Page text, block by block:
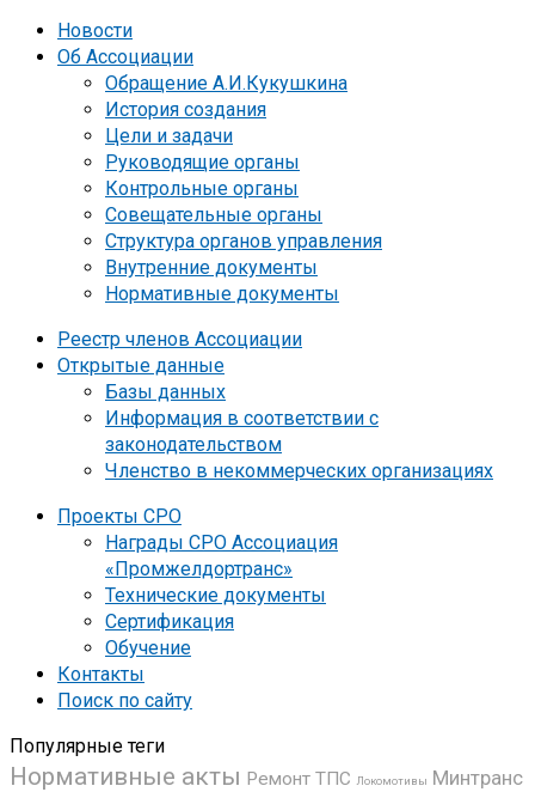
Новости
Об Ассоциации
Обращение А.И.Кукушкина
История создания
Цели и задачи
Руководящие органы
Контрольные органы
Совещательные органы
Структура органов управления
Внутренние документы
Нормативные документы
Реестр членов Ассоциации
Открытые данные
Базы данных
Информация в соответствии с
законодательством
Членство в некоммерческих организациях
Проекты СРО
Награды СРО Ассоциация
«Промжелдортранс»
Технические документы
Сертификация
Обучение
Контакты
Поиск по сайту
Популярные теги
Нормативные акты Ремонт ТПС Локомотивы Минтранс